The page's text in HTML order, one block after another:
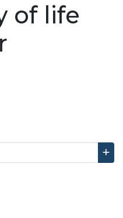
of life